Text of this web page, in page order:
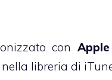
con
libreria di